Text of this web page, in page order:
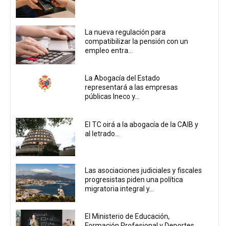
La nueva regulación para
compatibilizar la pensión con un
empleo entra...
La Abogacía del Estado
representará a las empresas
públicas Ineco y...
El TC oirá a la abogacía de la CAIB y
al letrado...
Las asociaciones judiciales y fiscales
progresistas piden una política
migratoria integral y...
El Ministerio de Educación,